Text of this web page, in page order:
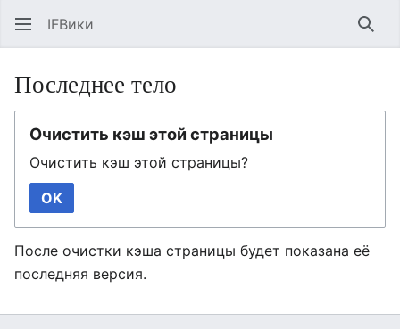
IFВики
Последнее тело
Очистить кэш этой страницы
Очистить кэш этой страницы?
OK
После очистки кэша страницы будет показана её
последняя версия.